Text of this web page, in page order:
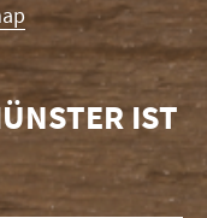
IST